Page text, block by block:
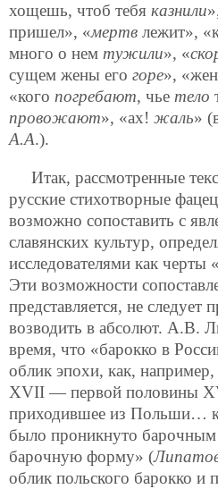
хощешь, чтоб тебя казнили
пришел», «мертв лежит»,
много о нем тужили», «
сущем жены его горе»,
«кого погребают, чье тело
провожают», «ах! жаль»
А.А.).
Итак, рассмотренные
русские стихотворные
возможно сопоставить с
славянских культур,
исследователями как черты
Эти возможности
представляется, не следует
возводить в абсолют. А.В.
время, что «барокко в
облик эпохи, как,
XVII — первой половины
приходившее из Польши…
было проникнуто
барочную форму» (
облик польского барокко и